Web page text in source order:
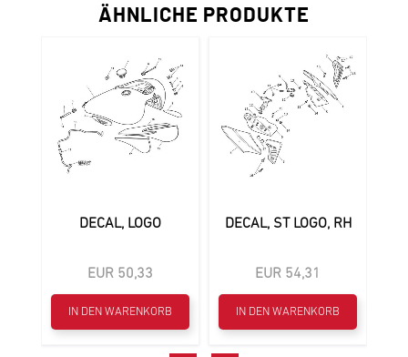
ÄHNLICHE PRODUKTE
DECAL, LOGO
EUR 50,33
IN DEN WARENKORB
DECAL, ST LOGO, RH
EUR 54,31
IN DEN WARENKORB